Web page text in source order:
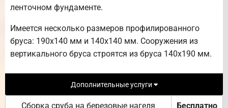
ленточном фундаменте.
Имеется несколько размеров профилированного
бруса: 190х140 мм и 140х140 мм. Сооружения из
вертикального бруса строятся из бруса 140х190 мм.
Дополнительные услуги
Сборка сруба на березовые нагеля Бесплатно